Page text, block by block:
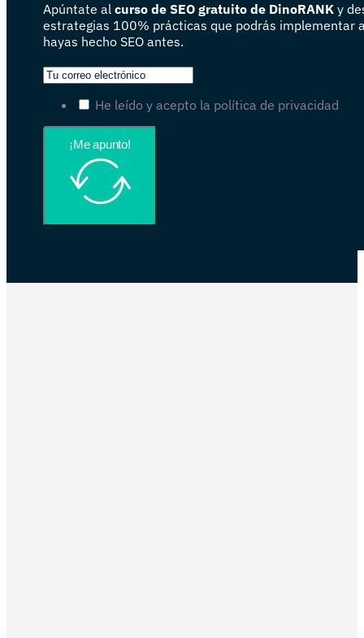
Apúntate al curso de SEO gratuito de DinoRANK y
estrategias 100% prácticas que podrás implementar
hayas hecho SEO antes.
He leído y acepto la política de privacidad
¡Me apunto!